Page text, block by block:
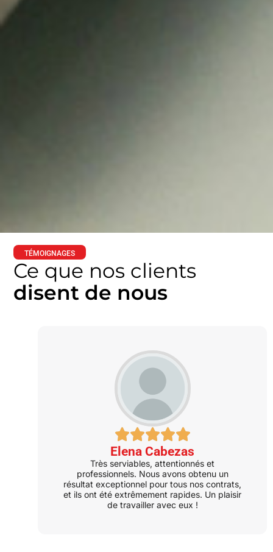
TÉMOIGNAGES
Ce que nos clients
disent de nous
Elena Cabezas
Très serviables, attentionnés et
professionnels. Nous avons obtenu un
résultat exceptionnel pour tous nos contrats,
et ils ont été extrêmement rapides. Un plaisir
de travailler avec eux !